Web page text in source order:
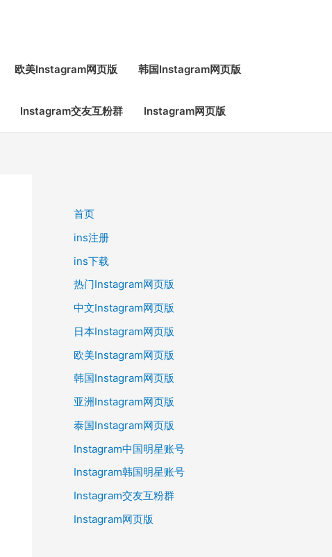
欧美Instagram网页版 韩国Instagram网页版
Instagram交友互粉群 Instagram网页版
首页
ins注册
ins下载
热门Instagram网页版
中文Instagram网页版
日本Instagram网页版
欧美Instagram网页版
韩国Instagram网页版
亚洲Instagram网页版
泰国Instagram网页版
Instagram中国明星账号
Instagram韩国明星账号
Instagram交友互粉群
Instagram网页版